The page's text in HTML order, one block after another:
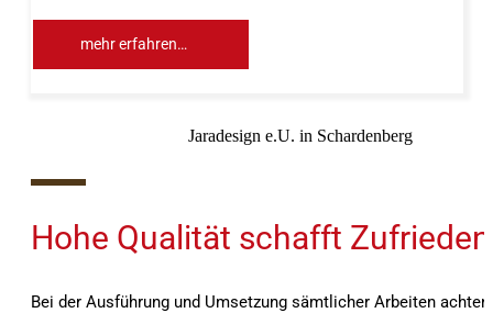
mehr erfahren…
Jaradesign e.U. in Schardenberg
Hohe Qualität schafft
Bei der Ausführung und Umsetzung sämtlicher Arbeiten